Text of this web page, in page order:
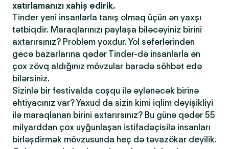
xatırlamanızı xahiş edirik.
Tinder yeni insanlarla tanış olmaq üçün ən yaxşı
tətbiqdir. Maraqlarınızı paylaşa biləcəyiniz birini
axtarırsınız? Problem yoxdur. Yol səfərlərindən
gecə bazarlarına qədər Tinder-də insanlarla ən
çox zövq aldığınız mövzular barədə söhbət edə
bilərsiniz.
Sizinlə bir festivalda coşqu ilə əylənəcək birinə
ehtiyacınız var? Yaxud da sizin kimi iqlim dəyişikliyi
ilə maraqlanan birini axtarırsınız? Bu günə qədər 55
milyarddan çox uyğunlaşan istifadəçisilə insanları
birləşdirmək mövzusunda heç də təvazökar deyilik.